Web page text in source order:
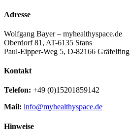
Adresse
Wolfgang Bayer – myhealthyspace.de
Oberdorf 81, AT-6135 Stans
Paul-Eipper-Weg 5, D-82166
Kontakt
Telefon: +49 (0)15201859142
Mail: info@myhealthyspace.de
Hinweise